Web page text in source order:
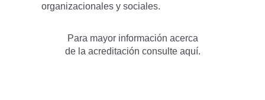
organizacionales y sociales.
Para mayor información acerca
de la acreditación consulte aquí.